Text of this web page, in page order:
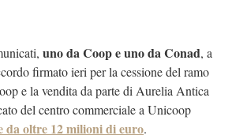
uno da Coop e uno da Conad, a
firmato ieri per la cessione del ramo
e la vendita da parte di Aurelia Antica
del centro commerciale a Unicoop
da oltre 12 milioni di euro.